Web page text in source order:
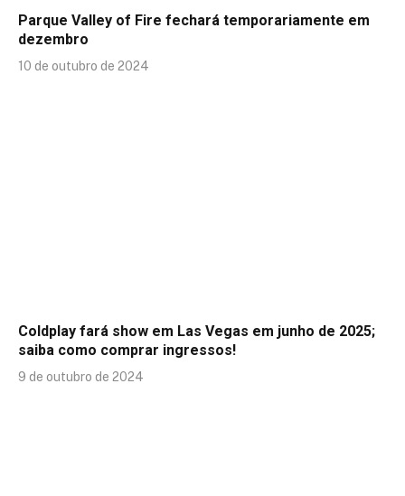
Parque Valley of Fire fechará temporariamente em
dezembro
10 de outubro de 2024
Coldplay fará show em Las Vegas em junho de 2025;
saiba como comprar ingressos!
9 de outubro de 2024